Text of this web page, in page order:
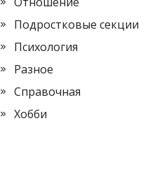
Подростковые секции
Психология
Разное
Справочная
Хобби